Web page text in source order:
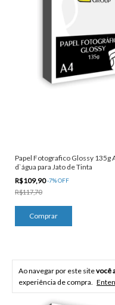
Ao navegar por este sitevocê
experiência de compra.
Papel Fotografico Glossy 135g
d`água para Jato de Tinta
R$109,90-7%OFF
R$117,70